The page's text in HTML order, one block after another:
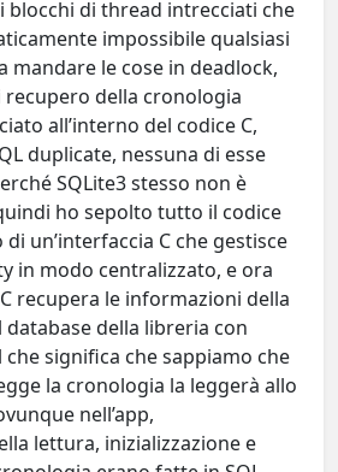
blocchi di thread intrecciati che
impossibile qualsiasi
mandare le cose in deadlock,
recupero della cronologia
all’interno del codice C,
duplicate, nessuna di esse
SQLite3 stesso non è
ho sepolto tutto il codice
di un’interfaccia C che gestisce
in modo centralizzato, e ora
recupera le informazioni della
della libreria con
che significa che sappiamo che
la cronologia la leggerà allo
nell’app,
lettura, inizializzazione e